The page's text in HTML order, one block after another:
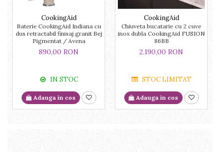
CookingAid
Baterie CookingAid Indiana cu
dus retractabil finisaj granit Bej
Pigmentat / Avena
890,00 RON
IN STOC
Adauga in cos
CookingAid
Chiuveta bucatarie cu 2 cuve
inox dubla CookingAid FUSION
86BB
2.190,00 RON
STOC LIMITAT
Adauga in cos